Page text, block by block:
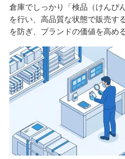
倉庫でしっかり「検品（けんぴ
を行い、高品質な状態で販売す
を防ぎ、ブランドの価値を高め